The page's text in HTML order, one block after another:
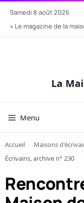
samedi 8 août 2026
« Le magazine de la
La
Menu
Accueil › Maisons
Écrivains, archive n° 230